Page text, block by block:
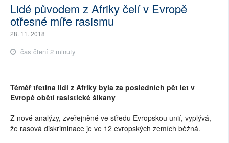
Lidé původem z Afriky čelí v Evropě
otřesné míře rasismu
28. 11. 2018
čas čtení 2 minuty
Téměř třetina lidí z Afriky byla za posledních pět let v
Evropě obětí rasistické šikany
Z nové analýzy, zveřejněné ve středu Evropskou unií, vyplývá,
že rasová diskriminace je ve 12 evropských zemích běžná.